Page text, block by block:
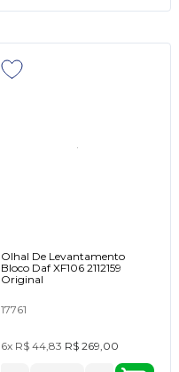
Olhal De Levantamento
Bloco Daf XF106 2112159
Original
17761
6x R$ 44,83 R$ 269,00